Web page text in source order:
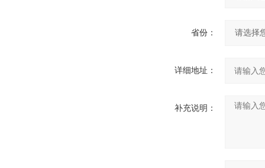
省份：
详细地址：
补充说明：